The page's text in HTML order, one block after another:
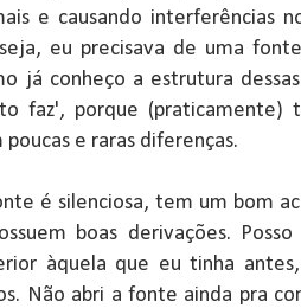
e causando interferências
eu precisava de uma
já conheço a estrutura
faz', porque (praticamente)
poucas e raras diferenças.
é silenciosa, tem um bom
boas derivações.
àquela que eu tinha
Não abri a fonte ainda pra